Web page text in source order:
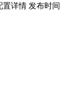
详情 发布时间